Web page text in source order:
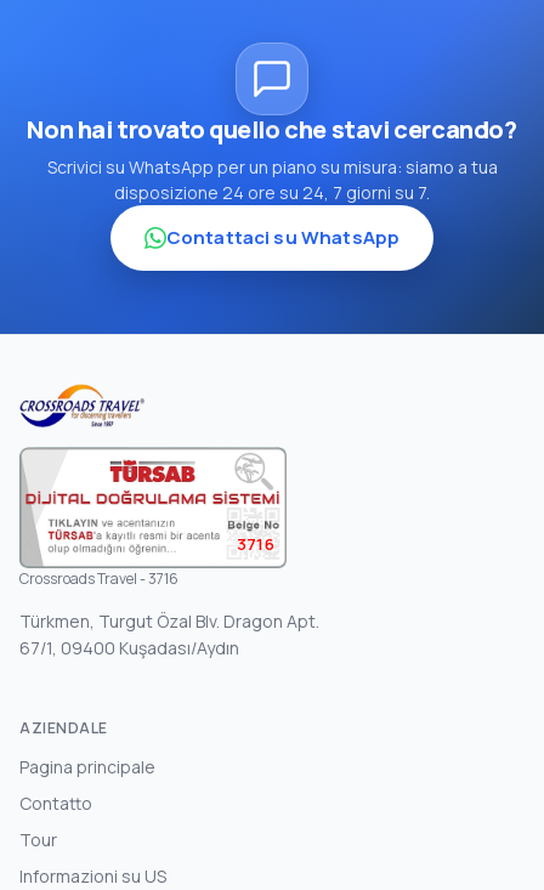
Non hai trovato quello che stavi cercando?
Scrivici su WhatsApp per un piano su misura: siamo a tua
disposizione 24 ore su 24, 7 giorni su 7.
Contattaci su WhatsApp
3716
Crossroads Travel - 3716
Türkmen, Turgut Özal Blv. Dragon Apt.
67/1, 09400 Kuşadası/Aydın
AZIENDALE
Pagina principale
Contatto
Tour
Informazioni su US